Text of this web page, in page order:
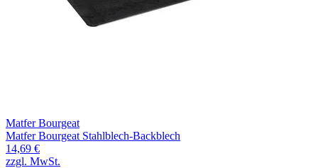
Matfer Bourgeat
Matfer Bourgeat Stahlblech-Backblech
14,69 €
zzgl. MwSt.